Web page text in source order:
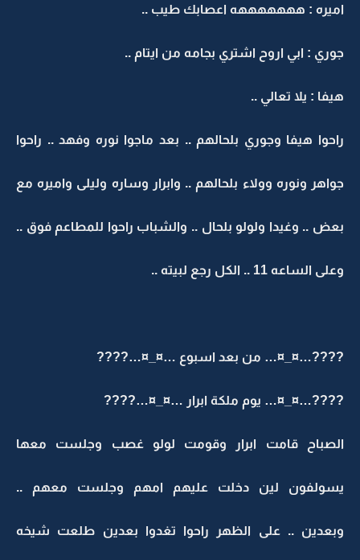
اميره : هههههههه اعصابك طيب ..
جوري : ابي اروح اشتري بجامه من ايتام ..
هيفا : يلا تعالي ..
راحوا هيفا وجوري بلحالهم .. بعد ماجوا نوره وفهد .. راحوا
جواهر ونوره وولاء بلحالهم .. وابرار وساره وليلى واميره مع
بعض .. وغيدا ولولو بلحال .. والشباب راحوا للمطاعم فوق ..
وعلى الساعه 11 .. الكل رجع لبيته ..
????…¤_¤… من بعد اسبوع …¤_¤…????
????…¤_¤… يوم ملكة ابرار …¤_¤…????
الصباح قامت ابرار وقومت لولو غصب وجلست معها
يسولفون لين دخلت عليهم امهم وجلست معهم ..
وبعدين .. على الظهر راحوا تغدوا بعدين طلعت شيخه